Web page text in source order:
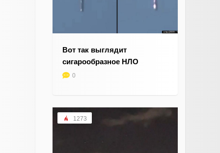
Вот так выглядит
сигарообразное НЛО
0
1273